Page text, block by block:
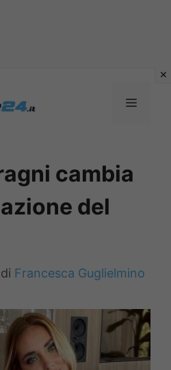
MENU
cambia
del
di Francesca Guglielmino